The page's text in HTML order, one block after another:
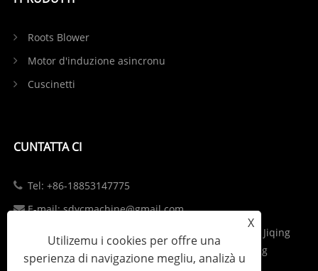
Roots Blower
Motor d'induzione asincronu
Cuscinetti
CUNTATTA CI
Tel: +86-18853147775
E-mail: sdycmachine@gmail.com
Add: Parcu industriale à l'intersezzione di S102 è Jiqing
Highway in Zhangqiu District, Jinan City, Shandong
Province, China
X
Utilizemu i cookies per offre una
sperienza di navigazione megliu, analizà u